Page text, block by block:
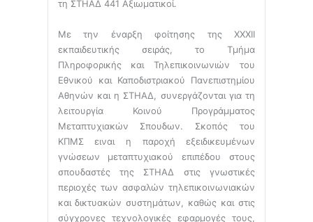
τη ΣΤΗΑΔ 441 Αξιωματικοί.
Με την έναρξη φοίτησης της ΧΧΧΙΙ
εκπαιδευτικής σειράς, το Τμήμα
Πληροφορικής και Τηλεπικοινωνιών του
Εθνικού και Καποδιστριακού Πανεπιστημίου
Αθηνών και η ΣΤΗΑΔ, συνεργάζονται για τη
λειτουργία Κοινού Προγράμματος
Μεταπτυχιακών Σπουδων. Σκοπός του
ΚΠΜΣ ειναι η παροχή εξειδικευμένων
γνώσεων μεταπτυχιακού επιπέδου στους
σπουδαστές της ΣΤΗΑΔ στις γνωστικές
περιοχές των ασφαλών τηλεπικοινωνιακών
και δικτυακών συστημάτων, καθώς και στις
σύγχρονες τεχνολογικές εφαρμογές τους,